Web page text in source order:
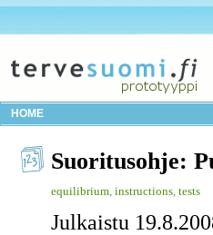
HOME
Suoritusohje:
equilibrium instructions tests
Julkaistu